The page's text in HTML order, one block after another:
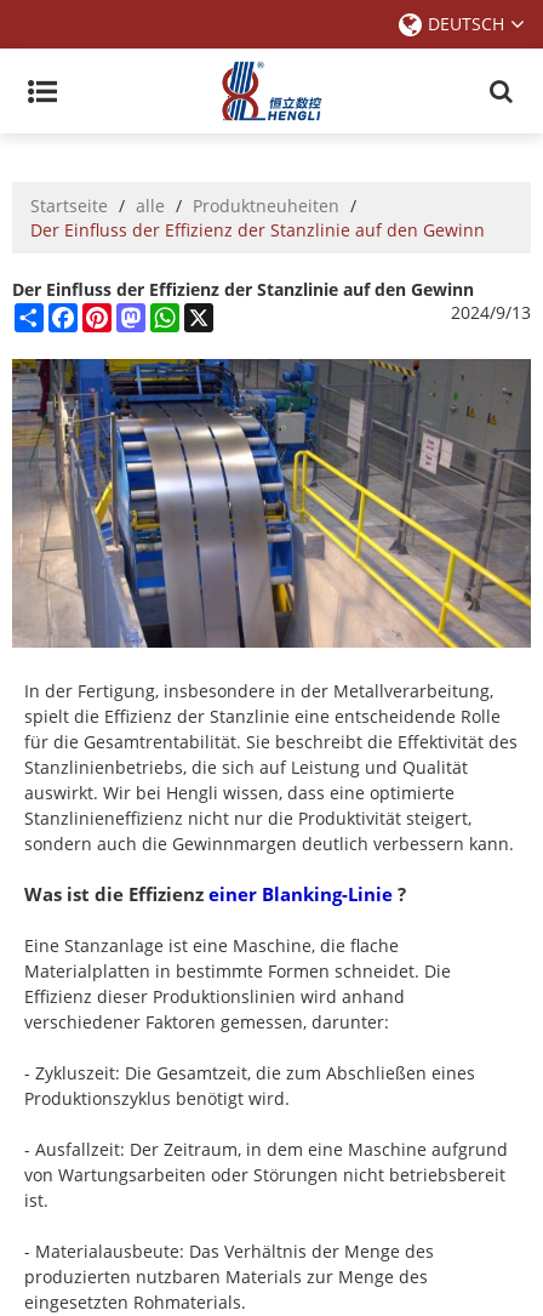
DEUTSCH
Startseite / alle / Produktneuheiten /
Der Einfluss der Effizienz der Stanzlinie auf den Gewinn
Der Einfluss der Effizienz der Stanzlinie auf den Gewinn
ShareFacebook
PinterestMastodonWhatsApp 2024/9/13
In der Fertigung, insbesondere in der Metallverarbeitung,
spielt die Effizienz der Stanzlinie eine entscheidende Rolle
für die Gesamtrentabilität. Sie beschreibt die Effektivität des
Stanzlinienbetriebs, die sich auf Leistung und Qualität
auswirkt. Wir bei Hengli wissen, dass eine optimierte
Stanzlinieneffizienz nicht nur die Produktivität steigert,
sondern auch die Gewinnmargen deutlich verbessern kann.
Was ist die Effizienz einer Blanking-Linie ?
Eine Stanzanlage ist eine Maschine, die flache
Materialplatten in bestimmte Formen schneidet. Die
Effizienz dieser Produktionslinien wird anhand
verschiedener Faktoren gemessen, darunter:
- Zykluszeit: Die Gesamtzeit, die zum Abschließen eines
Produktionszyklus benötigt wird.
- Ausfallzeit: Der Zeitraum, in dem eine Maschine aufgrund
von Wartungsarbeiten oder Störungen nicht betriebsbereit
ist.
- Materialausbeute: Das Verhältnis der Menge des
produzierten nutzbaren Materials zur Menge des
eingesetzten Rohmaterials.